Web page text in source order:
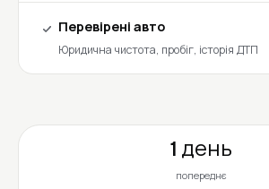
Перевірені авто
Юридична чистота, пробіг, історія ДТП
1 день
попереднє